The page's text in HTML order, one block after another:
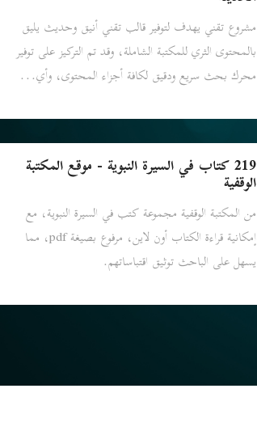
مشروع تقني يهدف لتوفير قالب تقني أنيق وحديث يليق
بالمحتوى الثري للمكتبة الشاملة، وقد تم التركيز على توفير
محرك بحث سريع ودقيق لكافة أجزاء المحتوى، وأي...
219 كتاب في السيرة النبوية - موقع المكتبة
الوقفية
من المكتبة الوقفية مجموعة كتب في السيرة النبوية، مع
إمكانية قراءة الكتاب أون لاين، مرفوع بصيغة pdf، مما
يسهل على الباحث توثيق اقتباساتهم.